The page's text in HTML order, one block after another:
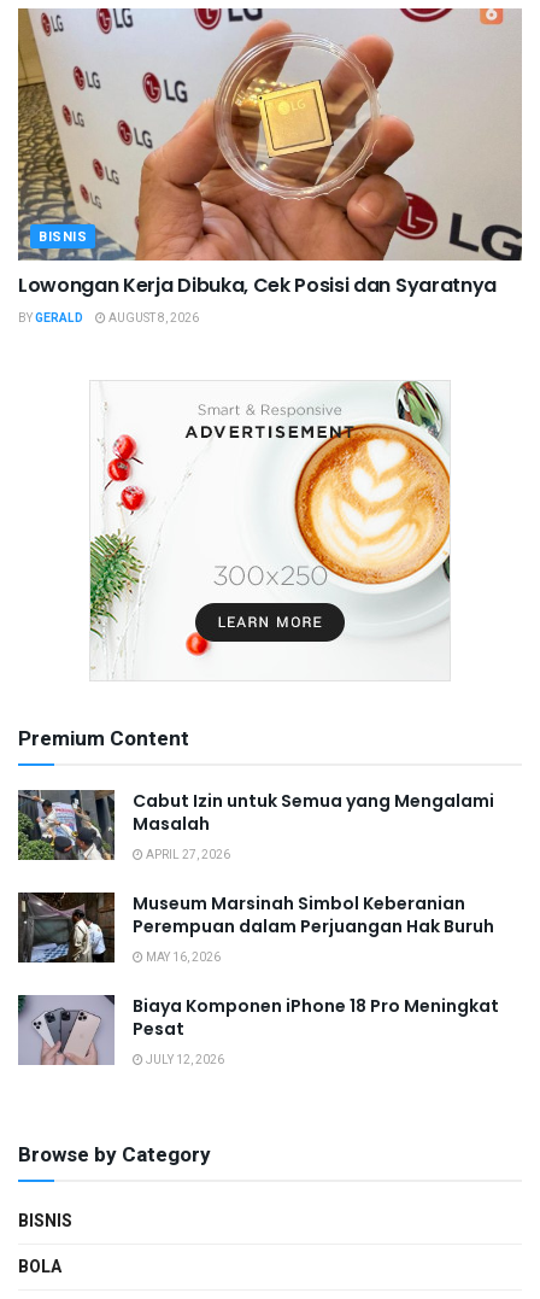
BISNIS
Lowongan Kerja Dibuka, Cek Posisi dan Syaratnya
BYGERALD AUGUST 8, 2026
Premium Content
Cabut Izin untuk Semua yang Mengalami
Masalah
APRIL 27, 2026
Museum Marsinah Simbol Keberanian
Perempuan dalam Perjuangan Hak Buruh
MAY 16, 2026
Biaya Komponen iPhone 18 Pro Meningkat
Pesat
JULY 12, 2026
Browse by Category
BISNIS
BOLA